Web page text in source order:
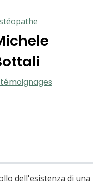
dell'esistenza di una